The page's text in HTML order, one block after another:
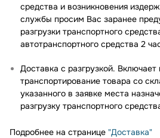
средства и возникновения
службы просим Вас заранее
разгрузки транспортного
автотранспортного средства 2
Доставка с разгрузкой. Включает
транспортирование товара со
указанного в заявке места
разгрузку транспортного
Подробнее на странице "Доставка"